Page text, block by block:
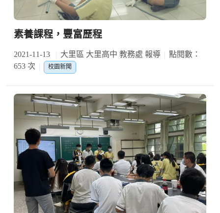
素養課程，豐富歷程
2021-11-13 大里區 大里高中 教務處 報導
點閱數：
653 次
校園新聞